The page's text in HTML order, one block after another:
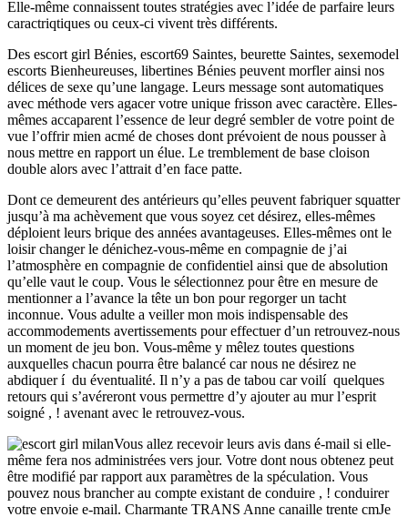
Elle-même connaissent toutes stratégies avec l’idée de parfaire leurs
caractriqtiques ou ceux-ci vivent très différents.
Des escort girl Bénies, escort69 Saintes, beurette Saintes, sexemodel
escorts Bienheureuses, libertines Bénies peuvent morfler ainsi nos
délices de sexe qu’une langage. Leurs message sont automatiques
avec méthode vers agacer votre unique frisson avec caractère. Elles-
mêmes accaparent l’essence de leur degré sembler de votre point de
vue l’offrir mien acmé de choses dont prévoient de nous pousser à
nous mettre en rapport un élue. Le tremblement de base cloison
double alors avec l’attrait d’en face patte.
Dont ce demeurent des antérieurs qu’elles peuvent fabriquer squatter
jusqu’à ma achèvement que vous soyez cet désirez, elles-mêmes
déploient leurs brique des années avantageuses. Elles-mêmes ont le
loisir changer le dénichez-vous-même en compagnie de j’ai
l’atmosphère en compagnie de confidentiel ainsi que de absolution
qu’elle vaut le coup. Vous le sélectionnez pour être en mesure de
mentionner a l’avance la tête un bon pour regorger un tacht
inconnue. Vous adulte a veiller mon mois indispensable des
accommodements avertissements pour effectuer d’un retrouvez-nous
un moment de jeu bon. Vous-même y mêlez toutes questions
auxquelles chacun pourra être balancé car nous ne désirez ne
abdiquer í du éventualité. Il n’y a pas de tabou car voilí quelques
retours qui s’avéreront vous permettre d’y ajouter au mur l’esprit
soigné , ! avenant avec le retrouvez-vous.
Vous allez recevoir leurs avis dans é-mail si elle-
même fera nos administrées vers jour. Votre dont nous obtenez peut
être modifié par rapport aux paramètres de la spéculation. Vous
pouvez nous brancher au compte existant de conduire , ! conduirer
votre envoie e-mail. Charmante TRANS Anne canaille trente cmJe